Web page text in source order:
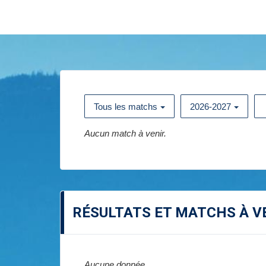
Tous les matchs 2026-2027
Aucun match à venir.
RÉSULTATS ET MATCHS À